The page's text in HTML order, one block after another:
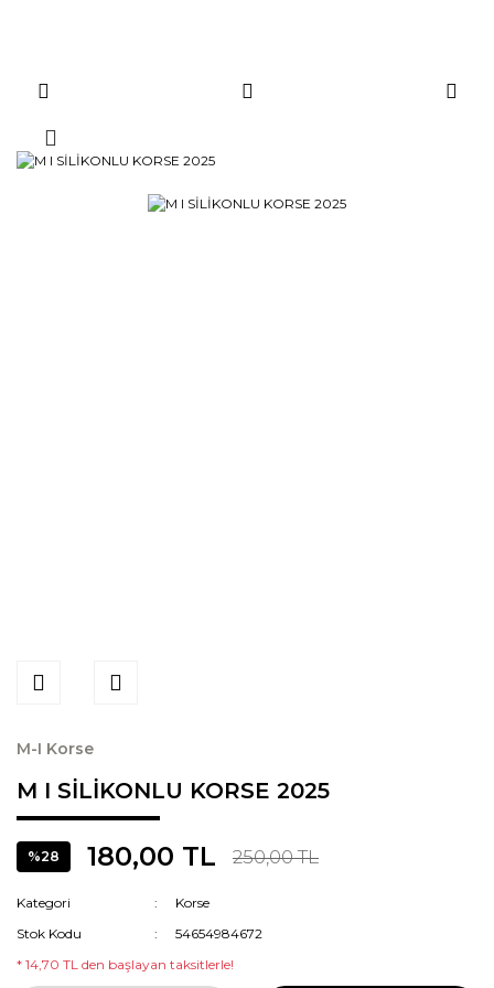
M-I Korse
M I SİLİKONLU KORSE 2025
%28 180,00 TL 250,00 TL
Kategori
Korse
Stok Kodu
54654984672
* 14,70 TL den başlayan taksitlerle!